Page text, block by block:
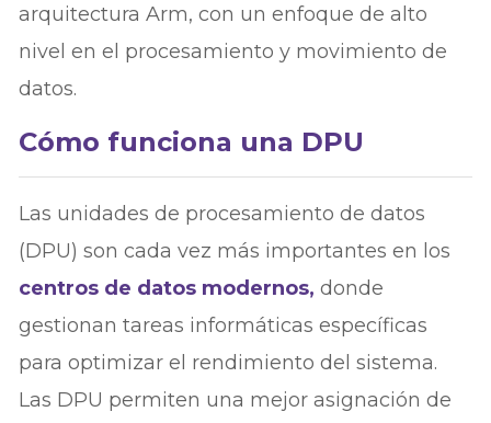
arquitectura Arm, con un enfoque de alto
nivel en el procesamiento y movimiento de
datos.
Cómo funciona una DPU
Las unidades de procesamiento de datos
(DPU) son cada vez más importantes en los
centros de datos modernos, donde
gestionan tareas informáticas específicas
para optimizar el rendimiento del sistema.
Las DPU permiten una mejor asignación de